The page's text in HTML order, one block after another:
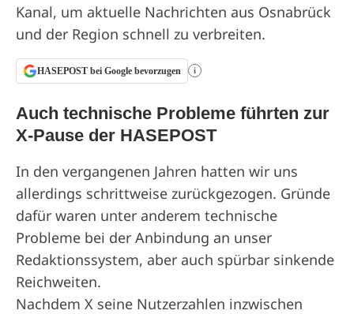
Kanal, um aktuelle Nachrichten aus Osnabrück
und der Region schnell zu verbreiten.
HASEPOST bei Google bevorzugen i
Auch technische Probleme führten zur
X-Pause der HASEPOST
In den vergangenen Jahren hatten wir uns
allerdings schrittweise zurückgezogen. Gründe
dafür waren unter anderem technische
Probleme bei der Anbindung an unser
Redaktionssystem, aber auch spürbar sinkende
Reichweiten.
Nachdem X seine Nutzerzahlen inzwischen